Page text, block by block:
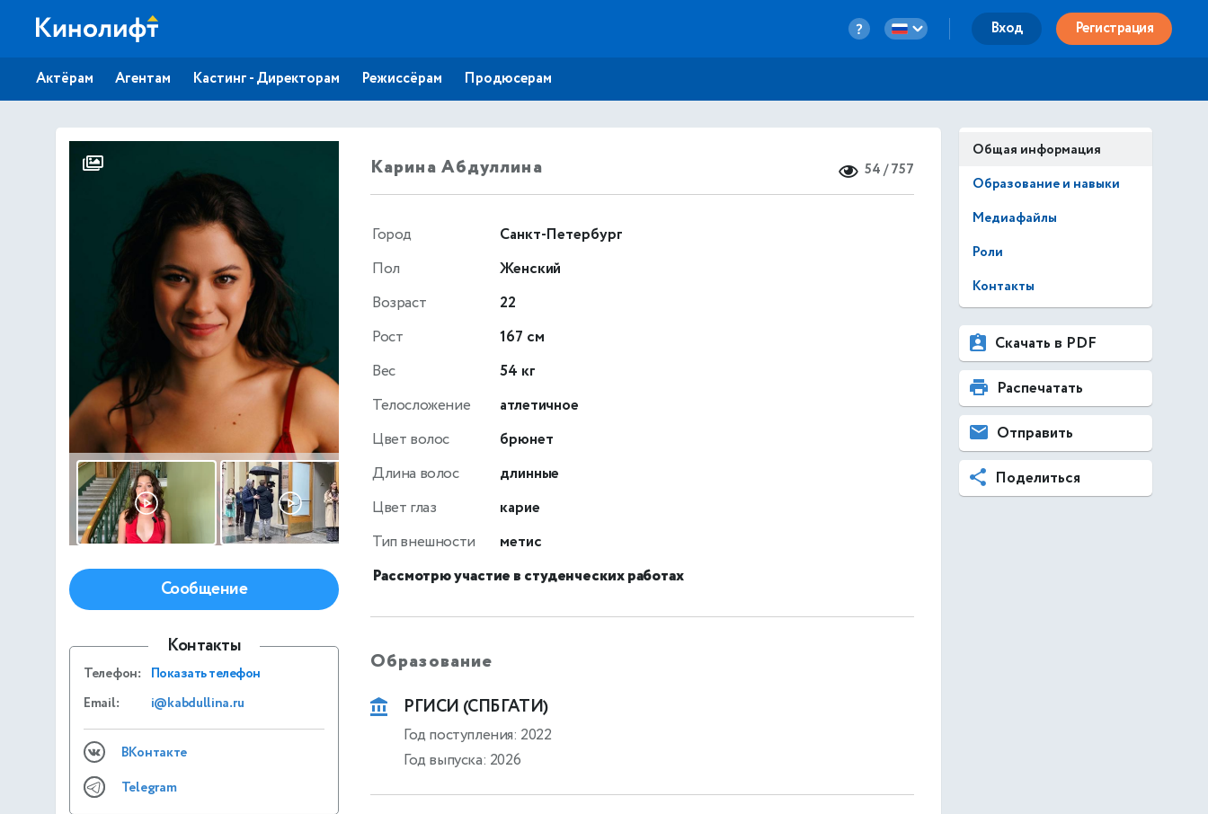
Вход Регистрация
Актёрам Агентам Кастинг - Директорам Режиссёрам Продюсерам
Сообщение
Контакты
Телефон: Показать телефон
Email:
i@kabdullina.ru
ВКонтакте
Telegram
Карина Абдуллина 54 / 757
Город
Санкт-Петербург
Пол
Женский
Возраст
22
Рост
167 см
Вес
54 кг
Телосложение
атлетичное
Цвет волос
брюнет
Длина волос
длинные
Цвет глаз
карие
Тип внешности
метис
Рассмотрю участие в студенческих работах
Образование
РГИСИ (СПБГАТИ)
Год поступления: 2022
Год выпуска: 2026
Общая информация
Образование и навыки
Медиафайлы
Роли
Контакты
Скачать в PDF
Распечатать
Отправить
Поделиться